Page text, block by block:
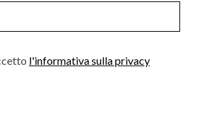
l'informativa sulla privacy